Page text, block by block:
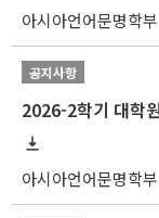
아시아언어문명학부
공지사항
2026-2학기 대학
아시아언어문명학부